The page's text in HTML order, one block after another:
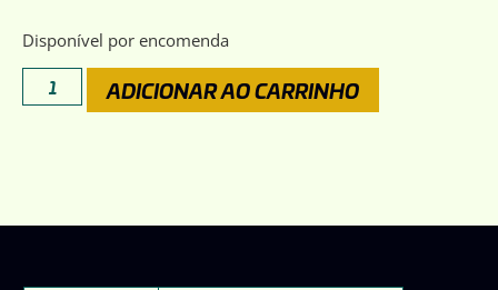
Disponível por encomenda
ADICIONAR AO CARRINHO